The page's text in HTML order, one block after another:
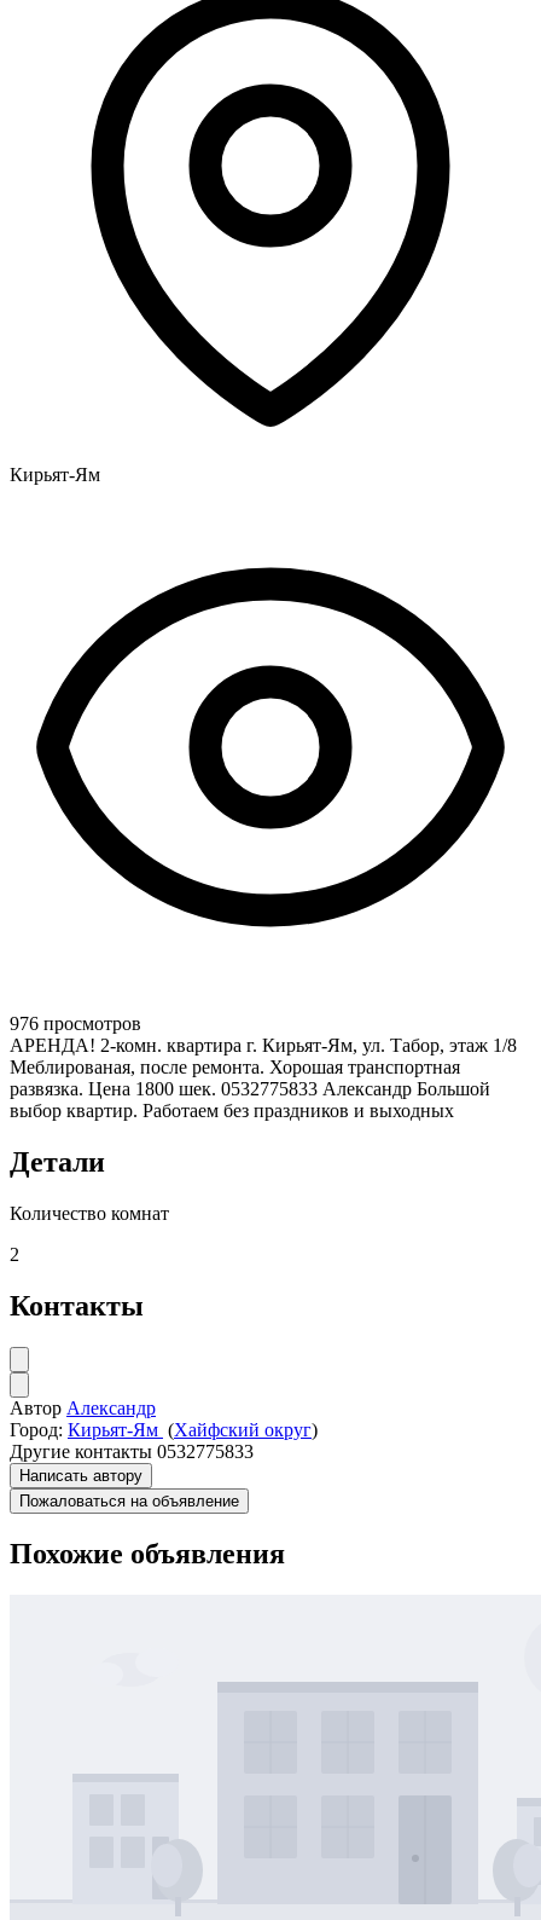
Кирьят-Ям
976 просмотров
АРЕНДА! 2-комн. квартира г. Кирьят-Ям, ул. Табор, этаж 1/8
Меблированая, после ремонта. Хорошая транспортная
развязка. Цена 1800 шек. 0532775833 Александр Большой
выбор квартир. Работаем без праздников и выходных
Детали
Количество комнат
2
Контакты
Автор Александр
Город: Кирьят-Ям (Хайфский округ)
Другие контакты 0532775833
Написать автору
Пожаловаться на объявление
Похожие объявления